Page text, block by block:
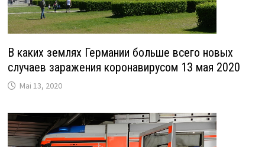
В каких землях Германии больше всего новых
случаев заражения коронавирусом 13 мая 2020
Mai 13, 2020